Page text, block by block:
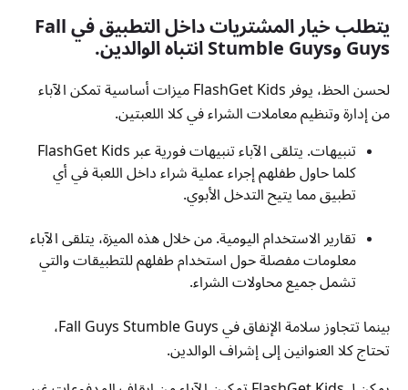
يتطلب خيار المشتريات داخل التطبيق في Fall
Guys وStumble Guys انتباه الوالدين.
لحسن الحظ، يوفر FlashGet Kids ميزات أساسية تمكن الآباء
من إدارة وتنظيم معاملات الشراء في كلا اللعبتين.
تنبيهات. يتلقى الآباء تنبيهات فورية عبر FlashGet Kids
كلما حاول طفلهم إجراء عملية شراء داخل اللعبة في أي
تطبيق مما يتيح التدخل الأبوي.
تقارير الاستخدام اليومية. من خلال هذه الميزة، يتلقى الآباء
معلومات مفصلة حول استخدام طفلهم للتطبيقات والتي
تشمل جميع محاولات الشراء.
بينما تتجاوز سلامة الإنفاق في Fall Guys Stumble Guys،
تحتاج كلا العنوانين إلى إشراف الوالدين.